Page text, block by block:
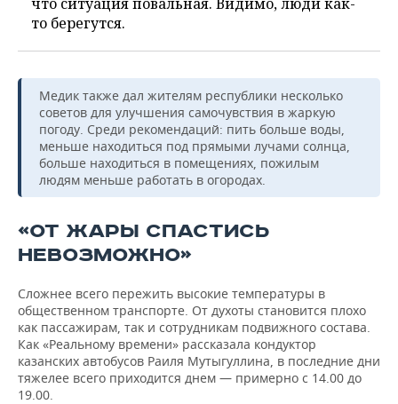
то берегутся.
Медик также дал жителям республики несколько
советов для улучшения самочувствия в жаркую
погоду. Среди рекомендаций: пить больше воды,
меньше находиться под прямыми лучами солнца,
больше находиться в помещениях, пожилым
людям меньше работать в огородах.
«ОТ ЖАРЫ СПАСТИСЬ
НЕВОЗМОЖНО»
Сложнее всего пережить высокие температуры в
общественном транспорте. От духоты становится плохо
как пассажирам, так и сотрудникам подвижного состава.
Как «Реальному времени» рассказала кондуктор
казанских автобусов Раиля Мутыгуллина, в последние дни
тяжелее всего приходится днем — примерно с 14.00 до
19.00.